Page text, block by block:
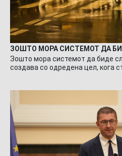
ЗОШТО МОРА СИСТЕМОТ ДА
Зошто мора системот да биде
создава со одредена цел, кога